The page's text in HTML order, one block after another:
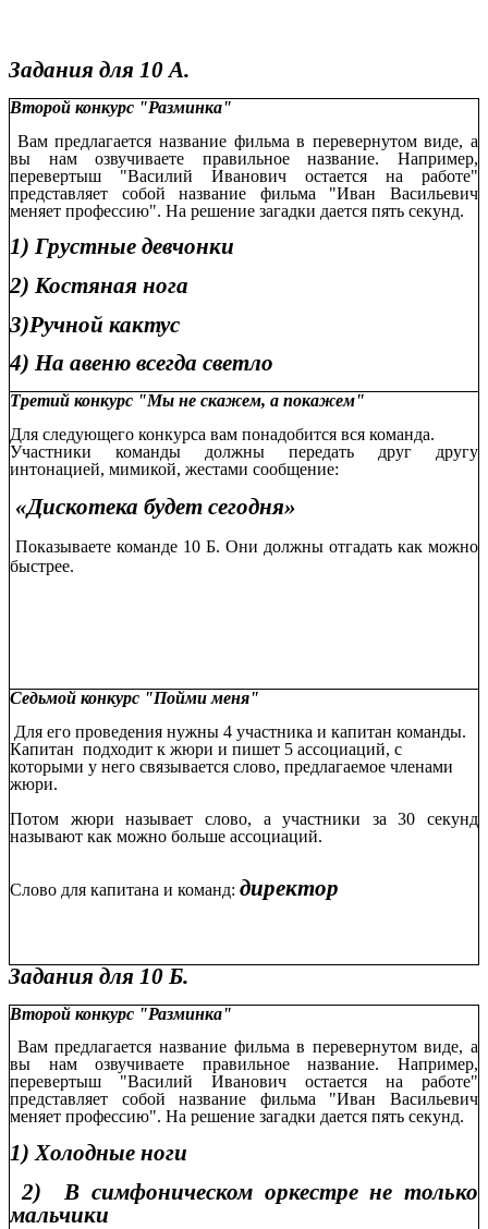
Задания для 10 А.
Второй конкурс "Разминка"
Вам предлагается название фильма в перевернутом виде, а
вы нам озвучиваете правильное название. Например,
перевертыш "Василий Иванович остается на работе"
представляет собой название фильма "Иван Васильевич
меняет профессию". На решение загадки дается пять секунд.
1) Грустные девчонки
2) Костяная нога
3)Ручной кактус
4) На авеню всегда светло
Третий конкурс "Мы не скажем, а покажем"
Для следующего конкурса вам понадобится вся команда.
Участники команды должны передать друг другу
интонацией, мимикой, жестами сообщение:
«Дискотека будет сегодня»
Показываете команде 10 Б. Они должны отгадать как можно
быстрее.
Седьмой конкурс "Пойми меня"
Для его проведения нужны 4 участника и капитан команды.
Капитан подходит к жюри и пишет 5 ассоциаций, с
которыми у него связывается слово, предлагаемое членами
жюри.
Потом жюри называет слово, а участники за 30 секунд
называют как можно больше ассоциаций.
Слово для капитана и команд: директор
Задания для 10 Б.
Второй конкурс "Разминка"
Вам предлагается название фильма в перевернутом виде, а
вы нам озвучиваете правильное название. Например,
перевертыш "Василий Иванович остается на работе"
представляет собой название фильма "Иван Васильевич
меняет профессию". На решение загадки дается пять секунд.
1) Холодные ноги
2) В симфоническом оркестре не только
мальчики